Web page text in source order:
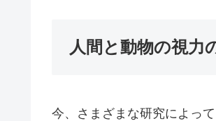
人間と動物の視力
今、さまざまな研究によっ